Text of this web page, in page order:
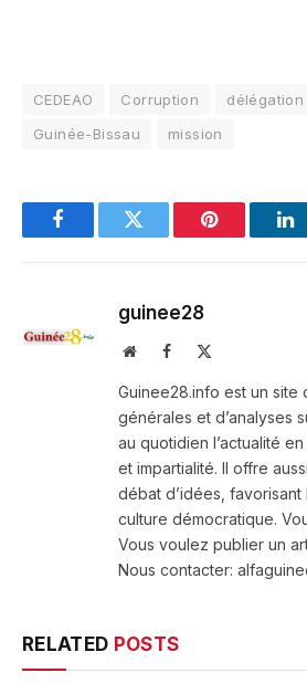
CEDEAO Corruption
Guinée-Bissau
mission
FacebookTwitter Pinterest
guinee28
WebsiteFacebook
Guinee28.info est un site
générales et d’analyses
au quotidien l’actualité
et impartialité. Il offre
débat d’idées, favorisant
culture démocratique.
Vous voulez publier un
Nous contacter:
RELATED POSTS